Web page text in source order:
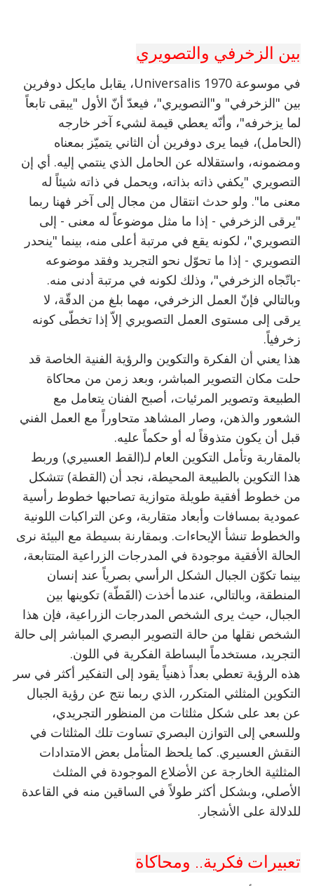
بين الزخرفي والتصويري
في موسوعة Universalis 1970، يقابل مايكل دوفرين
بين "الزخرفي" و"التصويري"، فيعدّ أنّ الأول "يبقى تابعاً
لما يزخرفه"، وأنّه يعطي قيمة لشيء آخر خارجه
(الحامل)، فيما يرى دوفرين أن الثاني يتميّز بمعناه
ومضمونه، واستقلاله عن الحامل الذي ينتمي إليه. أي إن
التصويري "يكفي ذاته بذاته، ويحمل في ذاته شيئاً له
معنى ما". ولو حدث انتقال من مجال إلى آخر فهنا ربما
"يرقى الزخرفي - إذا ما مثل موضوعاً له معنى - إلى
التصويري"، لكونه يقع في مرتبة أعلى منه، بينما "ينحدر
التصويري - إذا ما تحوّل نحو التجريد وفقد موضوعه
-باتّجاه الزخرفي"، وذلك لكونه في مرتبة أدنى منه.
وبالتالي فإنّ العمل الزخرفي، مهما بلغ من الدقّة، لا
يرقى إلى مستوى العمل التصويري إلاّ إذا تخطّى كونه
زخرفياً.
هذا يعني أن الفكرة والتكوين والرؤية الفنية الخاصة قد
حلت مكان التصوير المباشر، وبعد زمن من محاكاة
الطبيعة وتصوير المرئيات، أصبح الفنان يتعامل مع
الشعور والذهن، وصار المشاهد متحاوراً مع العمل الفني
قبل أن يكون متذوقاً له أو حكماً عليه.
بالمقاربة وتأمل التكوين العام لـ(القط العسيري) وربط
هذا التكوين بالطبيعة المحيطة، نجد أن (القطة) تتشكل
من خطوط أفقية طويلة متوازية تصاحبها خطوط رأسية
عمودية بمسافات وأبعاد متقاربة، وعن التراكبات اللونية
والخطوط تنشأ الإيحاءات. وبمقارنة بسيطة مع البيئة نرى
الحالة الأفقية موجودة في المدرجات الزراعية المتتابعة،
بينما تكوّن الجبال الشكل الرأسي بصرياً عند إنسان
المنطقة، وبالتالي، عندما أخذت (القَطّة) تكوينها بين
الجبال، حيث يرى الشخص المدرجات الزراعية، فإن هذا
الشخص نقلها من حالة التصوير البصري المباشر إلى حالة
التجريد، مستخدماً البساطة الفكرية في اللون.
هذه الرؤية تعطي بعداً ذهنياً يقود إلى التفكير أكثر في سر
التكوين المثلثي المتكرر، الذي ربما نتج عن رؤية الجبال
عن بعد على شكل مثلثات من المنظور التجريدي،
وللسعي إلى التوازن البصري تساوت تلك المثلثات في
النقش العسيري. كما يلحظ المتأمل بعض الامتدادات
المثلثية الخارجة عن الأضلاع الموجودة في المثلث
الأصلي، وبشكل أكثر طولاً في الساقين منه في القاعدة
للدلالة على الأشجار.
تعبيرات فكرية.. ومحاكاة